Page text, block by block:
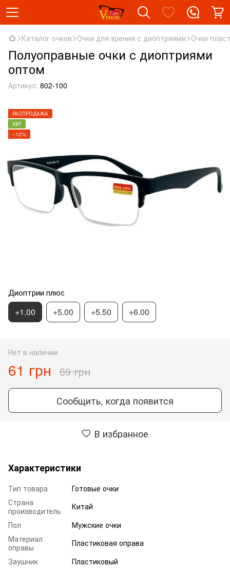
Каталог очков Очки для зрения с диоптриями Очки
Полуоправные очки с диоптриями
оптом
Артикул: 802-100
РАСПРОДАЖА
ХИТ
−12%
Диоптрии плюс
+1.00 +5.00 +5.50 +6.00
Нет в наличии
61 грн 69 грн
Сообщить, когда появится
В избранное
Характеристики
Тип товара
Готовые очки
Страна
производитель
Китай
Пол
Мужские очки
Материал
оправы
Пластиковая оправа
Заушник
Пластиковый